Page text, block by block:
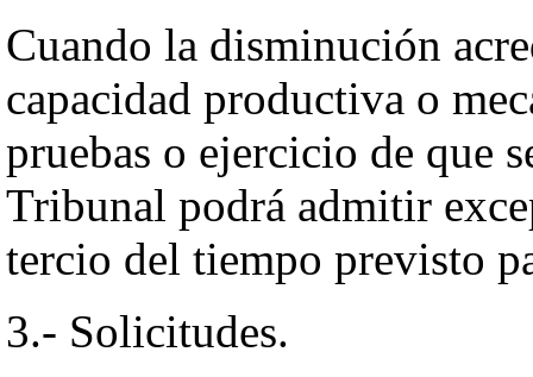
Cuando la disminución
capacidad productiva o
pruebas o ejercicio de que
Tribunal podrá admitir
tercio del tiempo previsto
3.- Solicitudes.